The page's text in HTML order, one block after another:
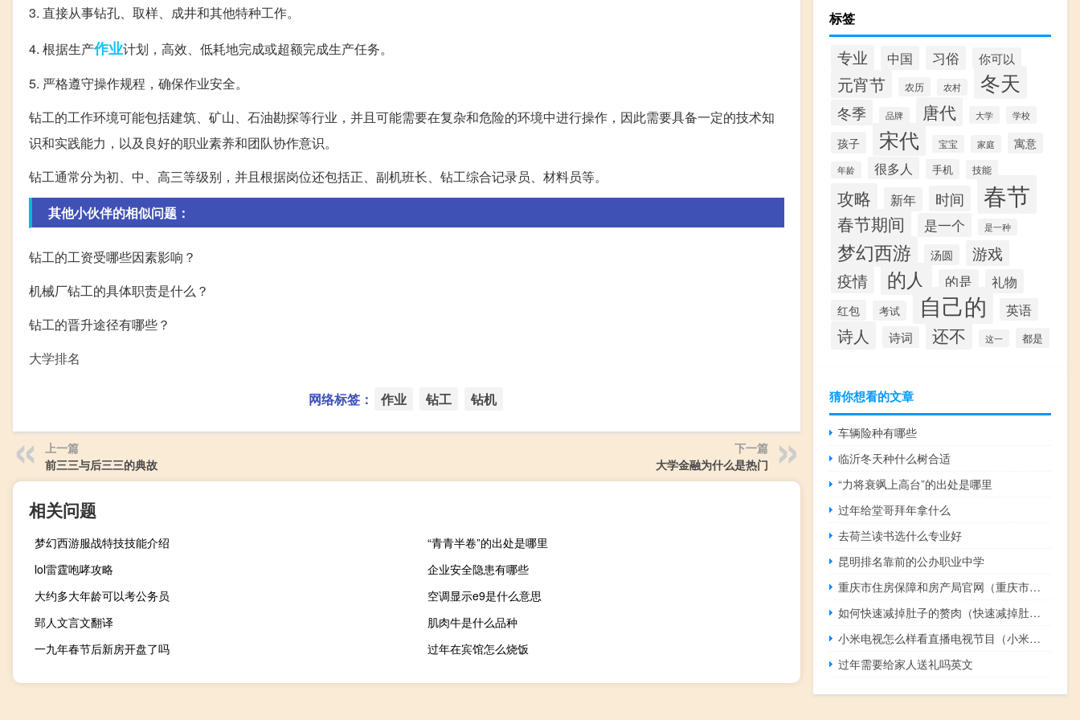
3. 直接从事钻孔、取样、成井和其他特种工作。
4. 根据生产作业计划，高效、低耗地完成或超额完成生产任务。
5. 严格遵守操作规程，确保作业安全。
钻工的工作环境可能包括建筑、矿山、石油勘探等行业，并且可能需要在复杂和危险的环境中进行操作，因此需要具备一定的技术知
识和实践能力，以及良好的职业素养和团队协作意识。
钻工通常分为初、中、高三等级别，并且根据岗位还包括正、副机班长、钻工综合记录员、材料员等。
其他小伙伴的相似问题：
钻工的工资受哪些因素影响？
机械厂钻工的具体职责是什么？
钻工的晋升途径有哪些？
大学排名
网络标签： 作业 钻工 钻机
上一篇
前三三与后三三的典故
下一篇
大学金融为什么是热门
相关问题
梦幻西游服战特技技能介绍
“青青半卷”的出处是哪里
lol雷霆咆哮攻略
企业安全隐患有哪些
大约多大年龄可以考公务员
空调显示e9是什么意思
郢人文言文翻译
肌肉牛是什么品种
一九年春节后新房开盘了吗
过年在宾馆怎么烧饭
标签
专业 中国 习俗 你可以
元宵节 农历 农村 冬天
冬季 品牌 唐代 大学 学校
孩子 宋代 宝宝 家庭 寓意
年龄 很多人 手机 技能
攻略 新年 时间 春节
春节期间 是一个 是一种
梦幻西游 汤圆 游戏
疫情 的人 的是 礼物
红包 考试 自己的 英语
诗人 诗词 还不 这一 都是
猜你想看的文章
车辆险种有哪些
临沂冬天种什么树合适
“力将衰飒上高台”的出处是哪里
过年给堂哥拜年拿什么
去荷兰读书选什么专业好
昆明排名靠前的公办职业中学
重庆市住房保障和房产局官网（重庆市房产局官网）
如何快速减掉肚子的赘肉（快速减掉肚子赘肉的方法）
小米电视怎么样看直播电视节目（小米电视怎么样）
过年需要给家人送礼吗英文